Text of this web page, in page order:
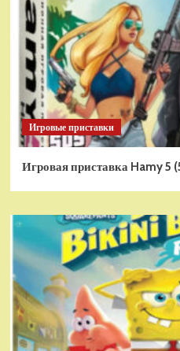
Игровые приставки
Игровая приставка Hamy 5